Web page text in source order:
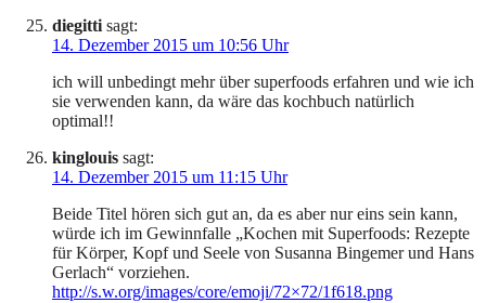
diegitti sagt:
14. Dezember 2015 um 10:56 Uhr
ich will unbedingt mehr über superfoods erfahren und wie ich
sie verwenden kann, da wäre das kochbuch natürlich
optimal!!
kinglouis sagt:
14. Dezember 2015 um 11:15 Uhr
Beide Titel hören sich gut an, da es aber nur eins sein kann,
würde ich im Gewinnfalle „Kochen mit Superfoods: Rezepte
für Körper, Kopf und Seele von Susanna Bingemer und Hans
Gerlach“ vorziehen.
http://s.w.org/images/core/emoji/72×72/1f618.png